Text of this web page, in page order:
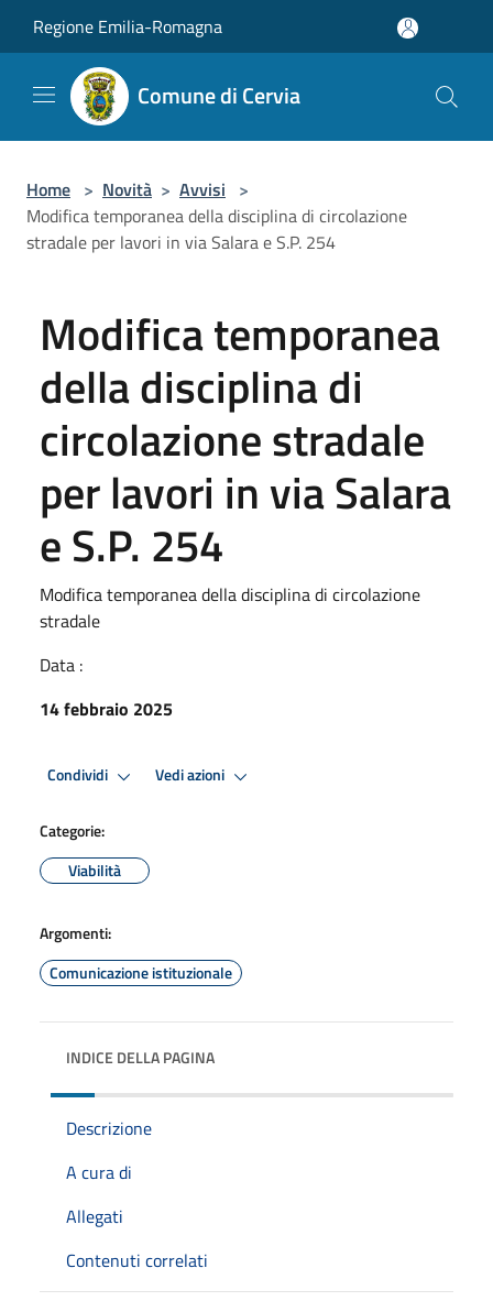
Regione Emilia-Romagna
Comune di Cervia
Home > Novità > Avvisi >
Modifica temporanea della disciplina di circolazione
stradale per lavori in via Salara e S.P. 254
Modifica temporanea
della disciplina di
circolazione stradale
per lavori in via Salara
e S.P. 254
Modifica temporanea della disciplina di circolazione
stradale
Data :
14 febbraio 2025
Condividi Vedi azioni
Categorie:
Viabilità
Argomenti:
Comunicazione istituzionale
INDICE DELLA PAGINA
Descrizione
A cura di
Allegati
Contenuti correlati